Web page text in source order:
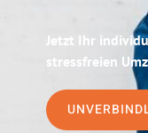
Jetzt Ihr
stressfreien